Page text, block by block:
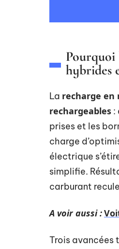
hybrides
La recharge en
rechargeables :
prises et les
charge
électrique
simplifie.
carburant
A voir aussi :
Trois avancées